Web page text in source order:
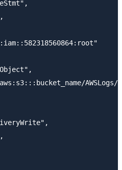
AWSLogs/